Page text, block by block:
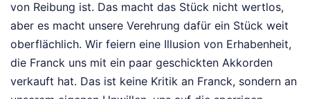
von Reibung ist. Das macht das Stück nicht wertlos,
aber es macht unsere Verehrung dafür ein Stück weit
oberflächlich. Wir feiern eine Illusion von Erhabenheit,
die Franck uns mit ein paar geschickten Akkorden
verkauft hat. Das ist keine Kritik an Franck, sondern an